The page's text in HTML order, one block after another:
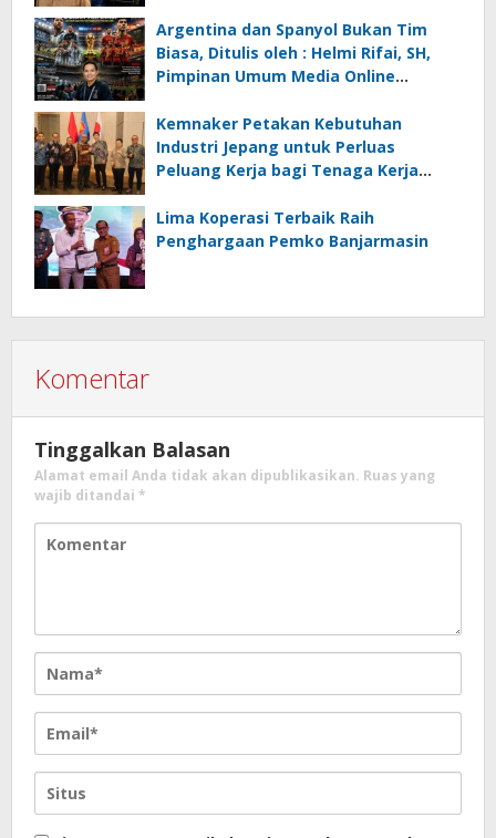
Ancaman Lingkungan, Oleh : Helmi
Rifai, SH
Argentina dan Spanyol Bukan Tim
Biasa, Ditulis oleh : Helmi Rifai, SH,
Pimpinan Umum Media Online
Kemnaker Petakan Kebutuhan
Industri Jepang untuk Perluas
Peluang Kerja bagi Tenaga Kerja
Lima Koperasi Terbaik Raih
Penghargaan Pemko Banjarmasin
Komentar
Tinggalkan Balasan
Alamat email Anda tidak akan dipublikasikan. Ruas yang
wajib ditandai *